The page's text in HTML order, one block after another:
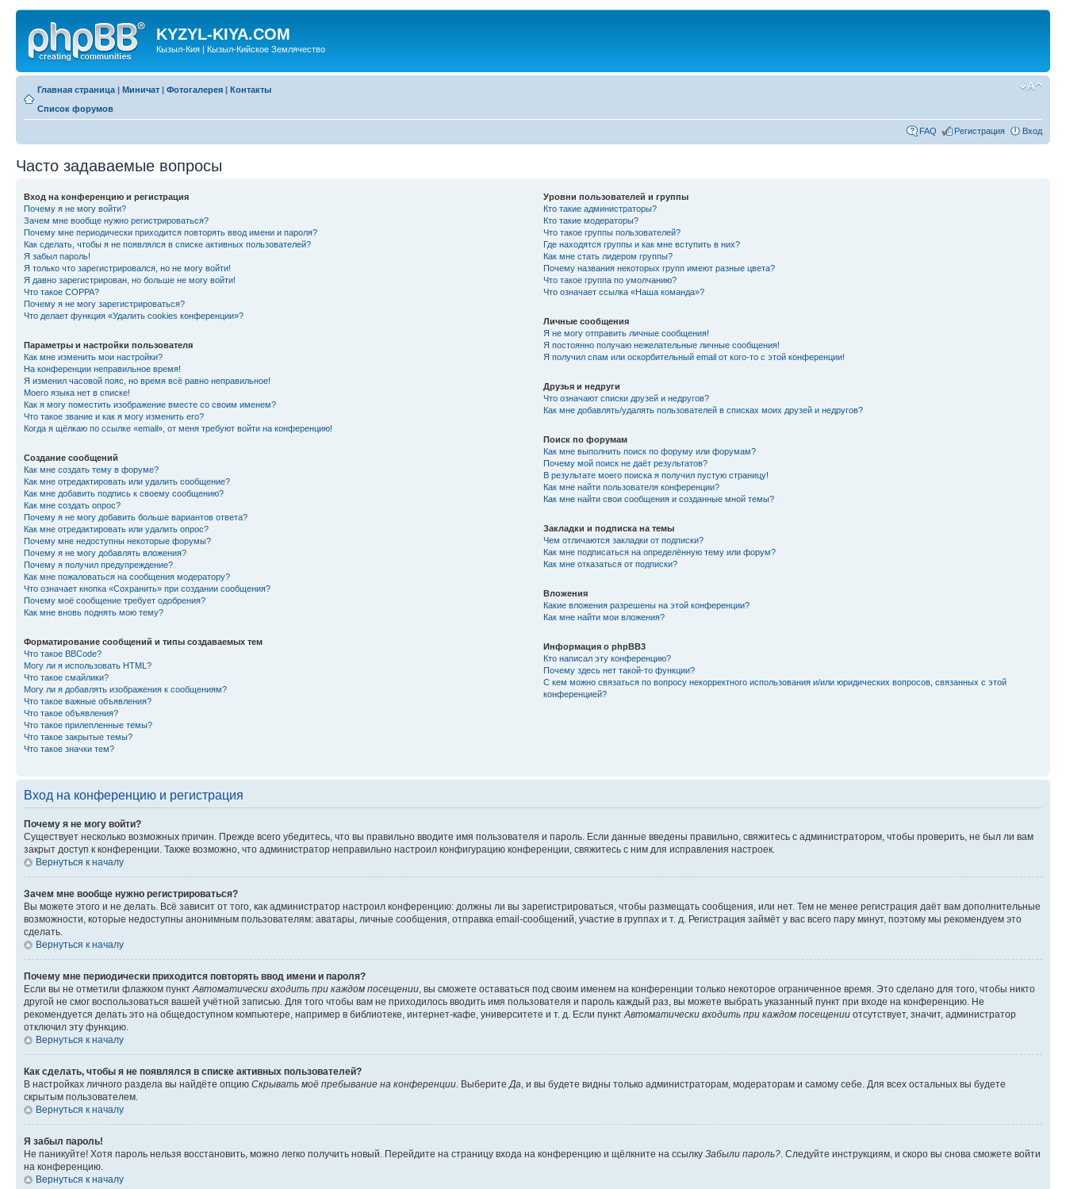
KYZYL-KIYA.COM
Кызыл-Кия | Кызыл-Кийское Землячество
Главная страница | Миничат | Фотогалерея | Контакты
Список форумов
FAQ Регистрация Вход
Часто задаваемые вопросы
Вход на конференцию и регистрация
Почему я не могу войти?
Зачем мне вообще нужно регистрироваться?
Почему мне периодически приходится повторять ввод имени и пароля?
Как сделать, чтобы я не появлялся в списке активных пользователей?
Я забыл пароль!
Я только что зарегистрировался, но не могу войти!
Я давно зарегистрирован, но больше не могу войти!
Что такое COPPA?
Почему я не могу зарегистрироваться?
Что делает функция «Удалить cookies конференции»?
Параметры и настройки пользователя
Как мне изменить мои настройки?
На конференции неправильное время!
Я изменил часовой пояс, но время всё равно неправильное!
Моего языка нет в списке!
Как я могу поместить изображение вместе со своим именем?
Что такое звание и как я могу изменить его?
Когда я щёлкаю по ссылке «email», от меня требуют войти на конференцию!
Создание сообщений
Как мне создать тему в форуме?
Как мне отредактировать или удалить сообщение?
Как мне добавить подпись к своему сообщению?
Как мне создать опрос?
Почему я не могу добавить больше вариантов ответа?
Как мне отредактировать или удалить опрос?
Почему мне недоступны некоторые форумы?
Почему я не могу добавлять вложения?
Почему я получил предупреждение?
Как мне пожаловаться на сообщения модератору?
Что означает кнопка «Сохранить» при создании сообщения?
Почему моё сообщение требует одобрения?
Как мне вновь поднять мою тему?
Форматирование сообщений и типы создаваемых тем
Что такое BBCode?
Могу ли я использовать HTML?
Что такое смайлики?
Могу ли я добавлять изображения к сообщениям?
Что такое важные объявления?
Что такое объявления?
Что такое прилепленные темы?
Что такое закрытые темы?
Что такое значки тем?
Уровни пользователей и группы
Кто такие администраторы?
Кто такие модераторы?
Что такое группы пользователей?
Где находятся группы и как мне вступить в них?
Как мне стать лидером группы?
Почему названия некоторых групп имеют разные цвета?
Что такое группа по умолчанию?
Что означает ссылка «Наша команда»?
Личные сообщения
Я не могу отправить личные сообщения!
Я постоянно получаю нежелательные личные сообщения!
Я получил спам или оскорбительный email от кого-то с этой конференции!
Друзья и недруги
Что означают списки друзей и недругов?
Как мне добавлять/удалять пользователей в списках моих друзей и недругов?
Поиск по форумам
Как мне выполнить поиск по форуму или форумам?
Почему мой поиск не даёт результатов?
В результате моего поиска я получил пустую страницу!
Как мне найти пользователя конференции?
Как мне найти свои сообщения и созданные мной темы?
Закладки и подписка на темы
Чем отличаются закладки от подписки?
Как мне подписаться на определённую тему или форум?
Как мне отказаться от подписки?
Вложения
Какие вложения разрешены на этой конференции?
Как мне найти мои вложения?
Информация о phpBB3
Кто написал эту конференцию?
Почему здесь нет такой-то функции?
С кем можно связаться по вопросу некорректного использования и/или юридических вопросов, связанных с этой
конференцией?
Вход на конференцию и регистрация
Почему я не могу войти?
Существует несколько возможных причин. Прежде всего убедитесь, что вы правильно вводите имя пользователя и пароль. Если данные введены правильно, свяжитесь с администратором, чтобы проверить, не был ли вам
закрыт доступ к конференции. Также возможно, что администратор неправильно настроил конфигурацию конференции, свяжитесь с ним для исправления настроек.
Вернуться к началу
Зачем мне вообще нужно регистрироваться?
Вы можете этого и не делать. Всё зависит от того, как администратор настроил конференцию: должны ли вы зарегистрироваться, чтобы размещать сообщения, или нет. Тем не менее регистрация даёт вам дополнительные
возможности, которые недоступны анонимным пользователям: аватары, личные сообщения, отправка email-сообщений, участие в группах и т. д. Регистрация займёт у вас всего пару минут, поэтому мы рекомендуем это
сделать.
Вернуться к началу
Почему мне периодически приходится повторять ввод имени и пароля?
Если вы не отметили флажком пункт Автоматически входить при каждом посещении , вы сможете оставаться под своим именем на конференции только некоторое ограниченное время. Это сделано для того, чтобы никто
другой не смог воспользоваться вашей учётной записью. Для того чтобы вам не приходилось вводить имя пользователя и пароль каждый раз, вы можете выбрать указанный пункт при входе на конференцию. Не
рекомендуется делать это на общедоступном компьютере, например в библиотеке, интернет-кафе, университете и т. д. Если пункт Автоматически входить при каждом посещении отсутствует, значит, администратор
отключил эту функцию.
Вернуться к началу
Как сделать, чтобы я не появлялся в списке активных пользователей?
В настройках личного раздела вы найдёте опцию Скрывать моё пребывание на конференции . Выберите Да , и вы будете видны только администраторам, модераторам и самому себе. Для всех остальных вы будете
скрытым пользователем.
Вернуться к началу
Я забыл пароль!
Не паникуйте! Хотя пароль нельзя восстановить, можно легко получить новый. Перейдите на страницу входа на конференцию и щёлкните на ссылку Забыли пароль? . Следуйте инструкциям, и скоро вы снова сможете войти
на конференцию.
Вернуться к началу